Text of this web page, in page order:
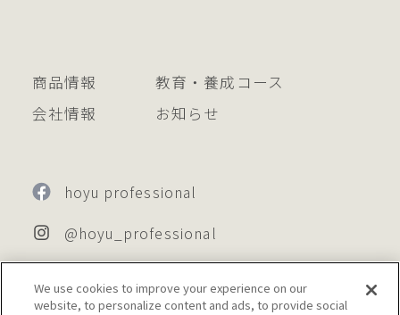
商品情報
教育・養成コース
会社情報
お知らせ
hoyu professional
@hoyu_professional
We use cookies to improve your experience on our
website, to personalize content and ads, to provide social